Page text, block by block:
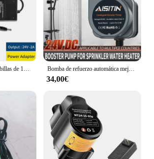
Bomba de refuerzo automática mejorada, bomba de agua sin escobillas de 180W y 24V, calentador de agua para ducha de casa, bomba silenciosa de presión de agua añadida, novedad de 2024
34,00€